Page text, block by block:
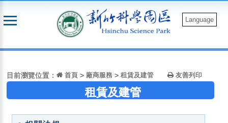
到
Language
目前瀏覽位置： 首頁 > 廠商服務 >租賃及建管 友善列印
租賃及建管